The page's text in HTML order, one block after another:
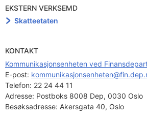
EKSTERN VERKSEMD
Skatteetaten
KONTAKT
Kommunikasjonsenheten ved
E-post:
Telefon: 22 24 44 11
Adresse: Postboks 8008 Dep, 0030 Oslo
Besøksadresse: Akersgata 40, Oslo